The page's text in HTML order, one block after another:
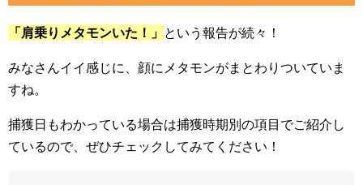
「肩乗りメタモンいた！」 という報告が続々！
みなさんイイ感じに、顔にメタモンがまとわりついていま
すね。
捕獲日もわかっている場合は捕獲時期別の項目でご紹介し
ているので、ぜひチェックしてみてください！